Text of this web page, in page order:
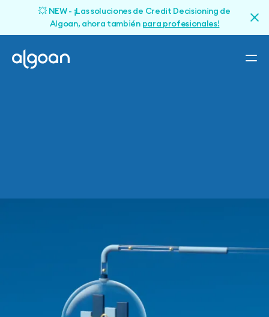
💥 NEW - ¡Las soluciones de Credit Decisioning de
Algoan, ahora también para profesionales!